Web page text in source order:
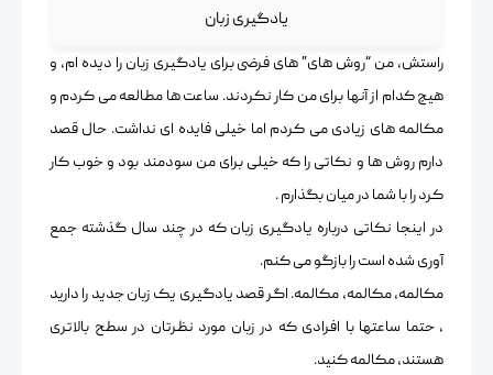
یادگیری زبان
راستش، من “روش های” های فرضی برای یادگیری زبان را دیده ام، و
هیچ کدام از آنها برای من کار نکردند. ساعت ها مطالعه می کردم و
مکالمه های زیادی می کردم اما خیلی فایده ای نداشت. حال قصد
دارم روش ها و نکاتی را که خیلی برای من سودمند بود و خوب کار
کرد را با شما در میان بگذارم .
در اینجا نکاتی درباره یادگیری زبان که در چند سال گذشته جمع
آوری شده است را بازگو می کنم.
مکالمه، مکالمه، مکالمه. اگر قصد یادگیری یک زبان جدید را دارید
، حتما ساعتها با افرادی که در زبان مورد نظرتان در سطح بالاتری
هستند، مکالمه کنید.